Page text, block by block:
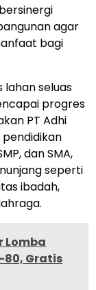
agar
bagi
lahan seluas
progres
PT Adhi
dan SMA,
seperti
ibadah,
Lomba
80, Gratis